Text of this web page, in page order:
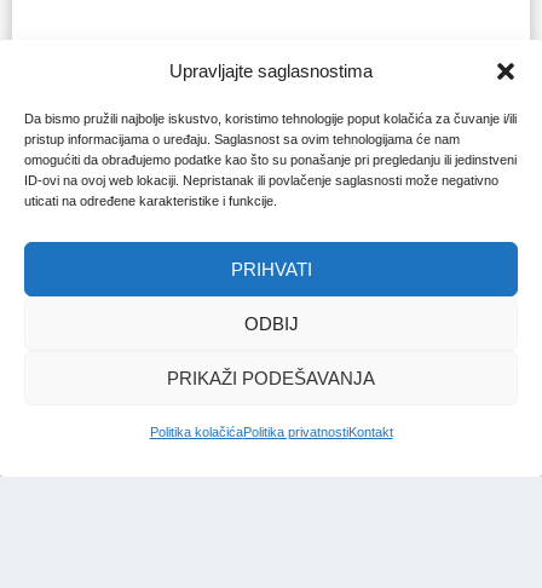
Upravljajte saglasnostima
Da bismo pružili najbolje iskustvo, koristimo tehnologije poput kolačića za čuvanje i/ili
pristup informacijama o uređaju. Saglasnost sa ovim tehnologijama će nam
omogućiti da obrađujemo podatke kao što su ponašanje pri pregledanju ili jedinstveni
ID-ovi na ovoj web lokaciji. Nepristanak ili povlačenje saglasnosti može negativno
uticati na određene karakteristike i funkcije.
PRIHVATI
ODBIJ
PRIKAŽI PODEŠAVANJA
Politika kolačićaPolitika privatnostiKontakt